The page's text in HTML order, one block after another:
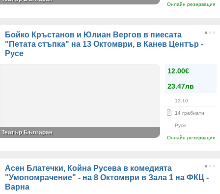
Онлайн резервация
Бойко Кръстанов и Юлиан Вергов в пиесата
"Петата стъпка" на 13 Октомври, в Канев Център -
Русе
12.00€
23.47лв
13.10
14 грабнати
Русе
Онлайн резервация
Театър Българан
Асен Блатечки, Койна Русева в комедията
"Умопомрачение" - на 8 Октомври в Зала 1 на ФКЦ -
Варна